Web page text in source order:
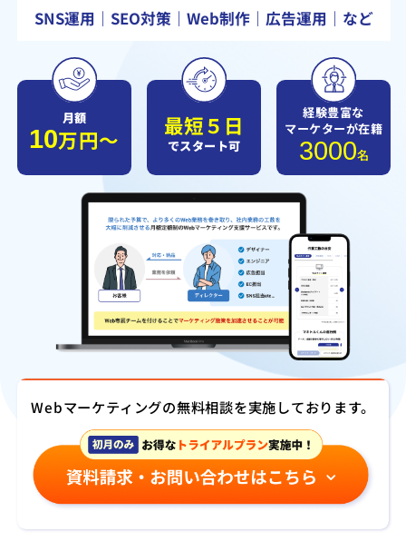
SNS運用｜SEO対策｜Web制作｜広告運用｜など
月額
10万円〜
最短５ 日
でスタート可
経験豊富な
マーケターが在籍
3000名
Webマーケティングの無料相談を実施しております。